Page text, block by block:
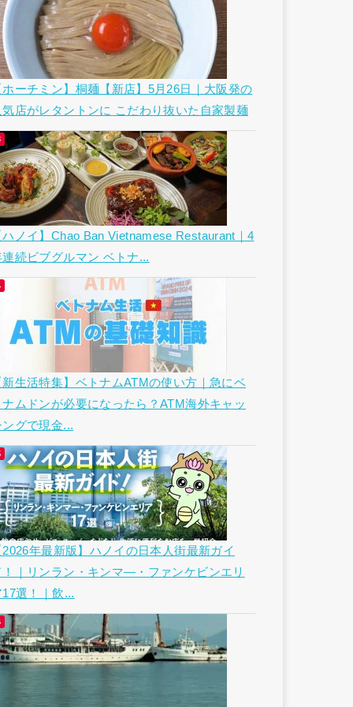
ホーチミン】桐麺【新店】5月26日｜大阪発の
気店がレタントンに こだわり抜いた自家製麺
ハノイ】Chao Ban Vietnamese Restaurant｜4
連続ビブグルマン ベトナ...
新生活特集】ベトナムATMの使い方｜急にベ
ナムドンが必要になったら？ATM海外キャッ
ングで現金...
2026年最新版】ハノイの日本人街最新ガイ
！｜リンラン・キンマ―・ファンケビンエリ
17選！｜飲...